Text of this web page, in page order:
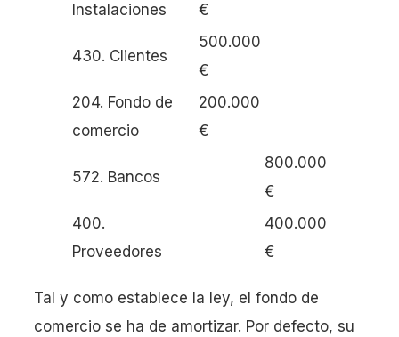
Instalaciones
€
430. Clientes
500.000
€
204. Fondo de
comercio
200.000
€
572. Bancos
800.000
€
400.
Proveedores
400.000
€
Tal y como establece la ley, el fondo de
comercio se ha de amortizar. Por defecto, su